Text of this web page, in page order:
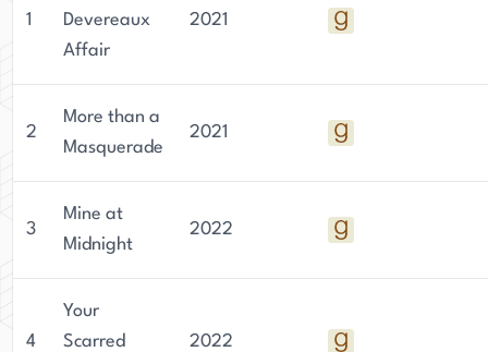
1
Devereaux
Affair
2021
2
More than a
Masquerade
2021
3
Mine at
Midnight
2022
4
Your
Scarred
2022